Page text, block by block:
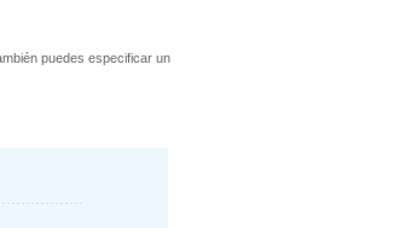
puedes especificar un